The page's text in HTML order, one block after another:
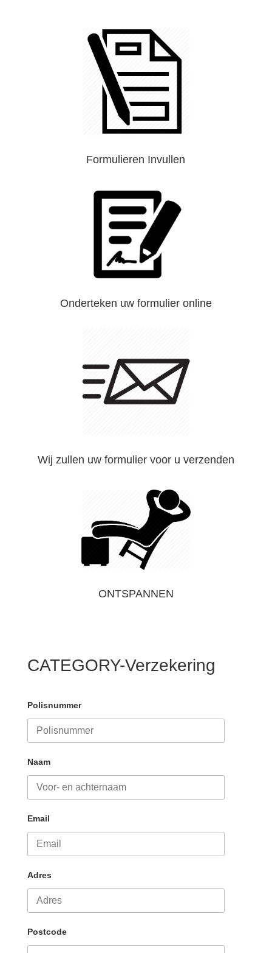
Formulieren Invullen
Onderteken uw formulier online
Wij zullen uw formulier voor u verzenden
ONTSPANNEN
CATEGORY-Verzekering
Polisnummer
Naam
Email
Adres
Postcode